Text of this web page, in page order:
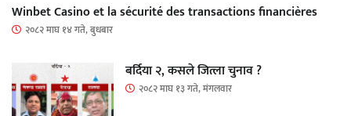
Winbet Casino et la sécurité des transactions financières
२०८२ माघ १४ गते, बुधबार
बर्दिया २, कसले जित्ला चुनाव ?
२०८२ माघ १३ गते, मंगलवार